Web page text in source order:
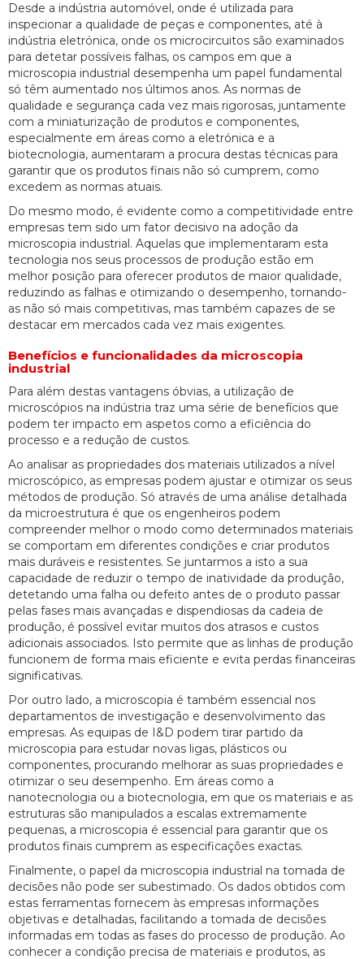
Desde a indústria automóvel, onde é utilizada para
inspecionar a qualidade de peças e componentes, até à
indústria eletrónica, onde os microcircuitos são examinados
para detetar possíveis falhas, os campos em que a
microscopia industrial desempenha um papel fundamental
só têm aumentado nos últimos anos. As normas de
qualidade e segurança cada vez mais rigorosas, juntamente
com a miniaturização de produtos e componentes,
especialmente em áreas como a eletrónica e a
biotecnologia, aumentaram a procura destas técnicas para
garantir que os produtos finais não só cumprem, como
excedem as normas atuais.
Do mesmo modo, é evidente como a competitividade entre
empresas tem sido um fator decisivo na adoção da
microscopia industrial. Aquelas que implementaram esta
tecnologia nos seus processos de produção estão em
melhor posição para oferecer produtos de maior qualidade,
reduzindo as falhas e otimizando o desempenho, tornando-
as não só mais competitivas, mas também capazes de se
destacar em mercados cada vez mais exigentes.
Benefícios e funcionalidades da microscopia
industrial
Para além destas vantagens óbvias, a utilização de
microscópios na indústria traz uma série de benefícios que
podem ter impacto em aspetos como a eficiência do
processo e a redução de custos.
Ao analisar as propriedades dos materiais utilizados a nível
microscópico, as empresas podem ajustar e otimizar os seus
métodos de produção. Só através de uma análise detalhada
da microestrutura é que os engenheiros podem
compreender melhor o modo como determinados materiais
se comportam em diferentes condições e criar produtos
mais duráveis e resistentes. Se juntarmos a isto a sua
capacidade de reduzir o tempo de inatividade da produção,
detetando uma falha ou defeito antes de o produto passar
pelas fases mais avançadas e dispendiosas da cadeia de
produção, é possível evitar muitos dos atrasos e custos
adicionais associados. Isto permite que as linhas de produção
funcionem de forma mais eficiente e evita perdas financeiras
significativas.
Por outro lado, a microscopia é também essencial nos
departamentos de investigação e desenvolvimento das
empresas. As equipas de I&D podem tirar partido da
microscopia para estudar novas ligas, plásticos ou
componentes, procurando melhorar as suas propriedades e
otimizar o seu desempenho. Em áreas como a
nanotecnologia ou a biotecnologia, em que os materiais e as
estruturas são manipulados a escalas extremamente
pequenas, a microscopia é essencial para garantir que os
produtos finais cumprem as especificações exactas.
Finalmente, o papel da microscopia industrial na tomada de
decisões não pode ser subestimado. Os dados obtidos com
estas ferramentas fornecem às empresas informações
objetivas e detalhadas, facilitando a tomada de decisões
informadas em todas as fases do processo de produção. Ao
conhecer a condição precisa de materiais e produtos, as